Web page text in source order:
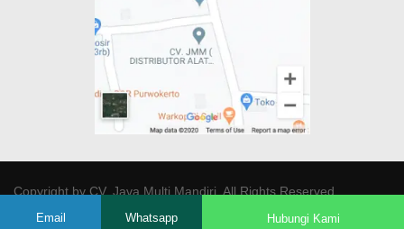
Copyright byCV. Java Multi Mandiri. All Rights Reserved.
Email Whatsapp Hubungi Kami